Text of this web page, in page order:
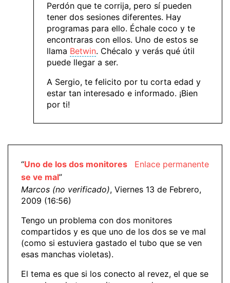
Perdón que te corrija, pero sí pueden
tener dos sesiones diferentes. Hay
programas para ello. Échale coco y te
encontraras con ellos. Uno de estos se
llama Betwin. Chécalo y verás qué útil
puede llegar a ser.
A Sergio, te felicito por tu corta edad y
estar tan interesado e informado. ¡Bien
por ti!
Enlace permanente
“Uno de los dos monitores
se ve mal”
Marcos (no verificado), Viernes 13 de Febrero,
2009 (16:56)
Tengo un problema con dos monitores
compartidos y es que uno de los dos se ve mal
(como si estuviera gastado el tubo que se ven
esas manchas violetas).
El tema es que si los conecto al revez, el que se